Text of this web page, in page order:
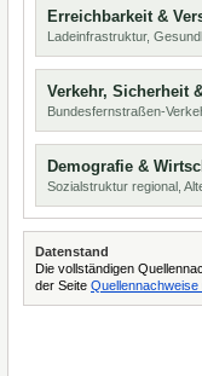
Erreichbarkeit &
Ladeinfrastruktur,
Verkehr, Sicherheit
Bundesfernstraßen-
Demografie &
Sozialstruktur regional,
Datenstand
Die vollständigen
der Seite